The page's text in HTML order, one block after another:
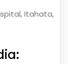
Itahata,